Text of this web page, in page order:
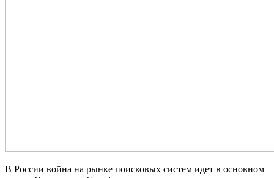
В России война на рынке поисковых систем идет в основном